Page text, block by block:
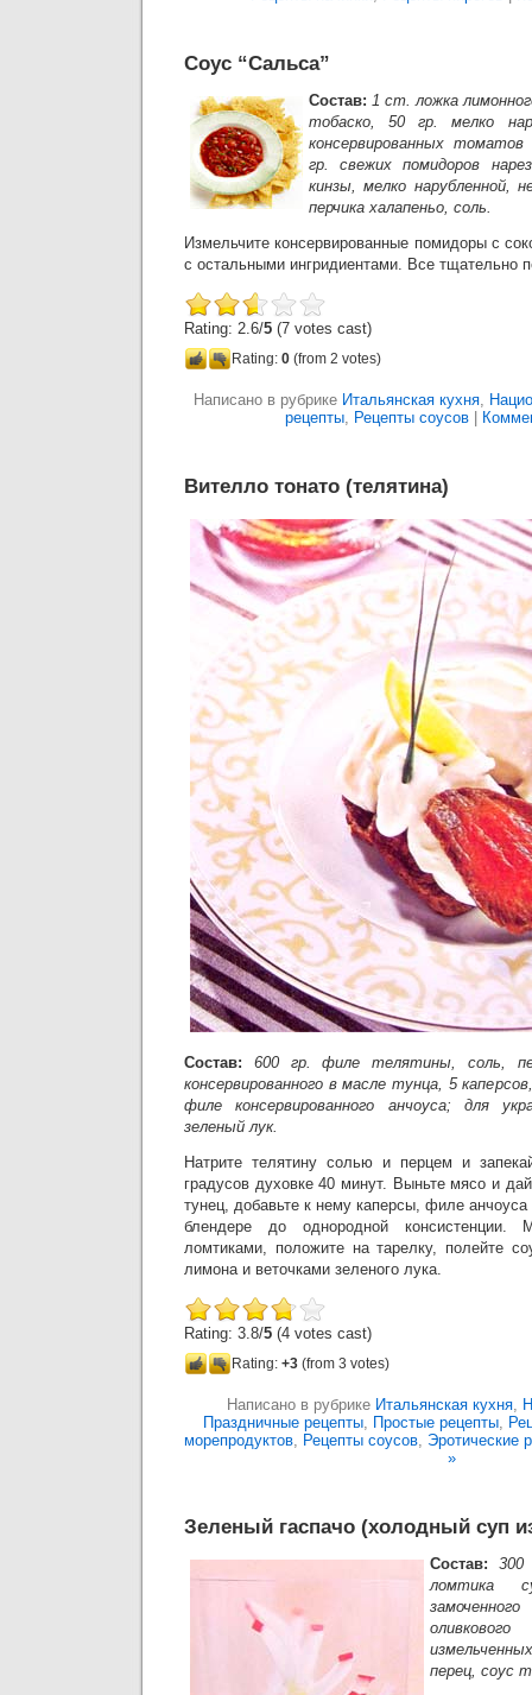
Соус “Сальса”
Состав: 1 ст. ложка
тобаско, 50 гр. мелко
консервированных
гр. свежих помидоров
кинзы, мелко нарубленной,
перчика халапеньо, соль.
Измельчите консервированные помидоры с
с остальными ингридиентами. Все тщательно
Rating: 2.6/5 (7 votes cast)
Rating: 0 (from 2 votes)
Написано в рубрике Итальянская кухня,
рецепты, Рецепты соусов
Вителло тонато (телятина)
Состав: 600 гр. филе телятины, соль,
консервированного в масле тунца, 5
филе консервированного анчоуса; для
зеленый лук.
Натрите телятину солью и перцем и
градусов духовке 40 минут. Выньте мясо и
тунец, добавьте к нему каперсы, филе
блендере до однородной консистенции.
ломтиками, положите на тарелку, полейте
лимона и веточками зеленого лука.
Rating: 3.8/5 (4 votes cast)
Rating: +3 (from 3 votes)
Написано в рубрике Итальянская кухня,
Праздничные рецепты, Простые рецепты,
морепродуктов, Рецепты соусов, Эротические
»
Зеленый гаспачо (холодный суп
Состав:
ломтика
перец, соус